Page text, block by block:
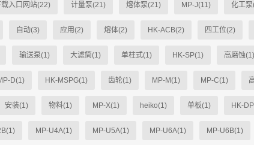
入口网站(22) 计量泵(21) 熔体泵(21) MP-J(11) 化工
自动(3) 应用(2) 熔体(2) HK-ACB(2) 四工位(2)
输送泵(1) 大滤筒(1) 单柱式(1) HK-SP(1) 高磨蚀(1)
D(1) HK-MSPG(1) 齿轮(1) MP-M(1) MP-C(1)
安装(1) 物料(1) MP-X(1) heiko(1) 单板(1) HK-
MP-U4A(1) MP-U5A(1) MP-U6A(1) MP-U6B(1)